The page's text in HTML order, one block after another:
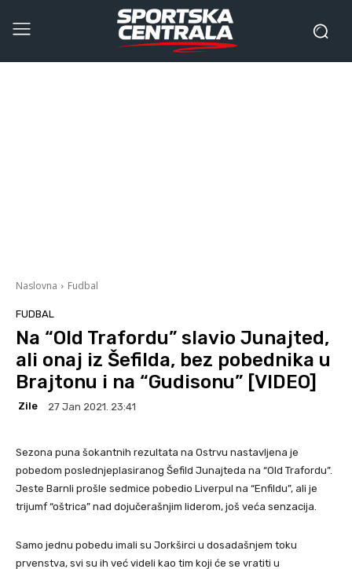
Naslovna Fudbal
FUDBAL
Na “Old Trafordu” slavio Junajted,
ali onaj iz Šefilda, bez pobednika u
Brajtonu i na “Gudisonu” [VIDEO]
Zile 27 Jan 2021. 23:41
Sezona puna šokantnih rezultata na Ostrvu nastavljena je
pobedom poslednjeplasiranog Šefild Junajteda na “Old Trafordu”.
Jeste Barnli prošle sedmice pobedio Liverpul na “Enfildu”, ali je
trijumf “oštrica” nad dojučerašnjim liderom, još veća senzacija.
Samo jednu pobedu imali su Jorkširci u dosadašnjem toku
prvenstva, svi su ih već videli kao tim koji će se vratiti u